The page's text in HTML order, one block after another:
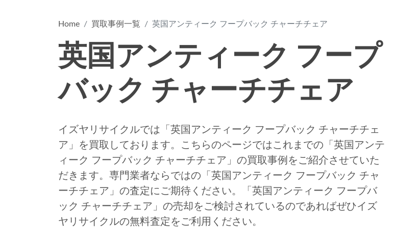
Home 買取事例一覧 英国アンティーク フープバック チャーチチェア
英国アンティーク フープ
バック チャーチチェア
イズヤリサイクルでは「英国アンティーク フープバック チャーチチェ
ア」を買取しております。こちらのページではこれまでの「英国アンテ
ィーク フープバック チャーチチェア」の買取事例をご紹介させていた
だきます。専門業者ならではの「英国アンティーク フープバック チャ
ーチチェア」の査定にご期待ください。「英国アンティーク フープバ
ック チャーチチェア」の売却をご検討されているのであればぜひイズ
ヤリサイクルの無料査定をご利用ください。